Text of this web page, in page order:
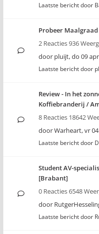
Laatste bericht door
Probeer
2 Reacties 936
door pluijt,do 09
Laatste bericht door
Review - In het
Koffiebranderij /
8 Reacties 18642
doorWarheart,vr
Laatste bericht door
Student AV-
[Brabant]
0 Reacties 6548
door
Laatste bericht door